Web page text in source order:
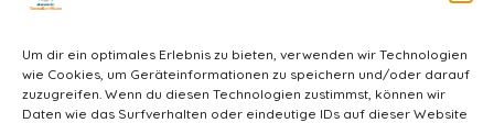
Um dir ein optimales Erlebnis zu bieten, verwenden wir Technologien
wie Cookies, um Geräteinformationen zu speichern und/oder darauf
zuzugreifen. Wenn du diesen Technologien zustimmst, können wir
Daten wie das Surfverhalten oder eindeutige IDs auf dieser Website